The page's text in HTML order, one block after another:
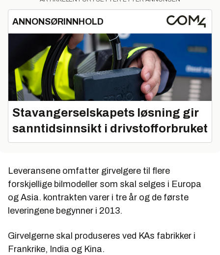
ANNONSØRINNHOLD
Stavangerselskapets løsning gir
sanntidsinnsikt i drivstofforbruket
Leveransene omfatter girvelgere til flere
forskjellige bilmodeller som skal selges i Europa
og Asia. kontrakten varer i tre år og de første
leveringene begynner i 2013.
Girvelgerne skal produseres ved KAs fabrikker i
Frankrike, India og Kina.